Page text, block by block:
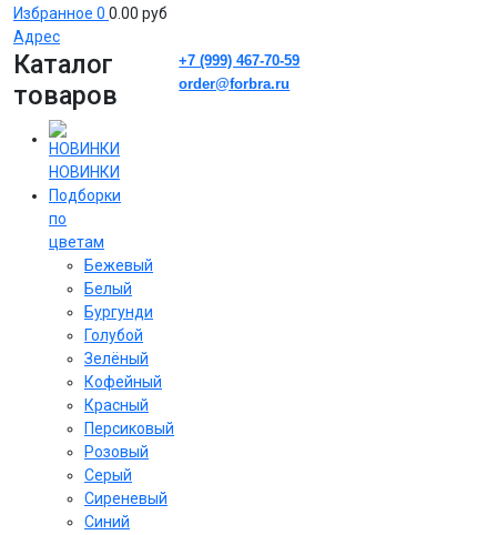
Избранное 0 0.00 руб
Адрес
Каталог
товаров
НОВИНКИ
Подборки
по
цветам
Бежевый
Белый
Бургунди
Голубой
Зелёный
Кофейный
Красный
Персиковый
Розовый
Серый
Сиреневый
Cиний
+7 (999) 467-70-59
order@forbra.ru